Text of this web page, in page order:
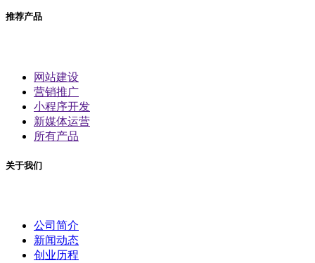
推荐产品
网站建设
营销推广
小程序开发
新媒体运营
所有产品
关于我们
公司简介
新闻动态
创业历程